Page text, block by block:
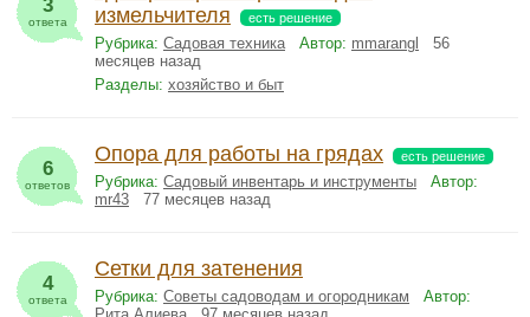
3
ответа
измельчителя
есть решение
Рубрика: Садовая техника Автор: mmarangl
56
месяцев назад
Разделы: хозяйство и быт
6
ответов
Опора для работы на грядах есть решение
Рубрика: Садовый инвентарь и инструменты
Автор:
mr43 77 месяцев назад
4
ответа
Сетки для затенения
Рубрика: Советы садоводам и огородникам
Автор: